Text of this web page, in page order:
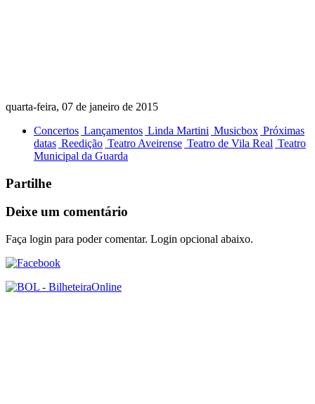
quarta-feira, 07 de janeiro de 2015
Concertos Lançamentos Linda Martini Musicbox Próximas
datas Reedição Teatro Aveirense Teatro de Vila Real Teatro
Municipal da Guarda
Partilhe
Deixe um comentário
Faça login para poder comentar. Login opcional abaixo.